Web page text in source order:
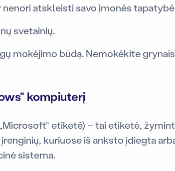
nenori atskleisti savo įmonės
svetainių.
mokėjimo būdą. Nemokėkite
kompiuterį
etiketė) – tai etiketė,
kuriuose iš anksto įdiegta
sistema.